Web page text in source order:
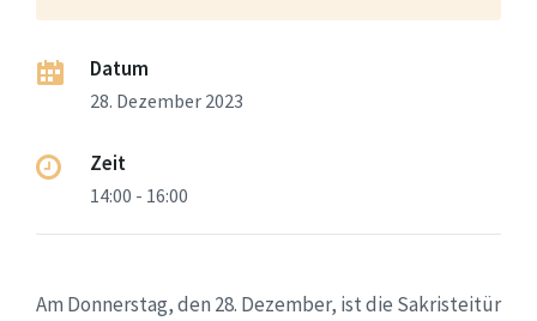
Datum
28. Dezember 2023
Zeit
14:00 - 16:00
Am Donnerstag, den 28. Dezember, ist die Sakristeitür